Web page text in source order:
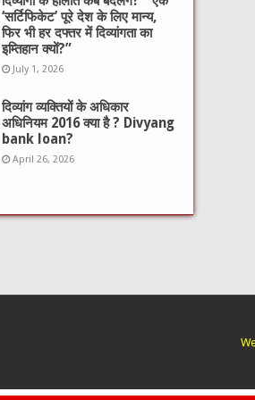
‘सर्टिफिकेट’ पूरे देश के लिए मान्य,
फिर भी हर दफ्तर में दिव्यांगता का
इम्तिहान क्यों?”
July 1, 2026
दिव्यांग व्यक्तियों के अधिकार
अधिनियम 2016 क्या है ? Divyang
bank loan?
April 26, 2026